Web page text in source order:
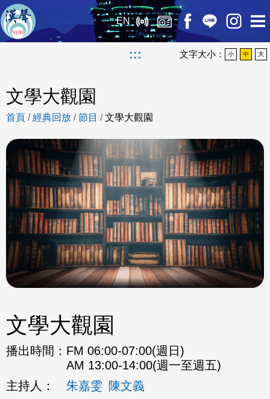
EN
::: 文字大小： 小 中 大
文學大觀園
首頁 /經典回放 /節目 /文學大觀園
文學大觀園
播出時間： FM 06:00-07:00(週日)
AM 13:00-14:00(週一至週五)
主持人：
朱嘉雯 陳文義